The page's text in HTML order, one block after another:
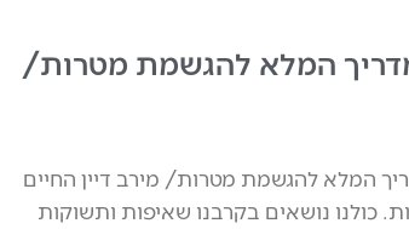
המלא להגשמת מטרות/
המלא להגשמת מטרות/ מירב דיין החיים
כולנו נושאים בקרבנו שאיפות ותשוקות